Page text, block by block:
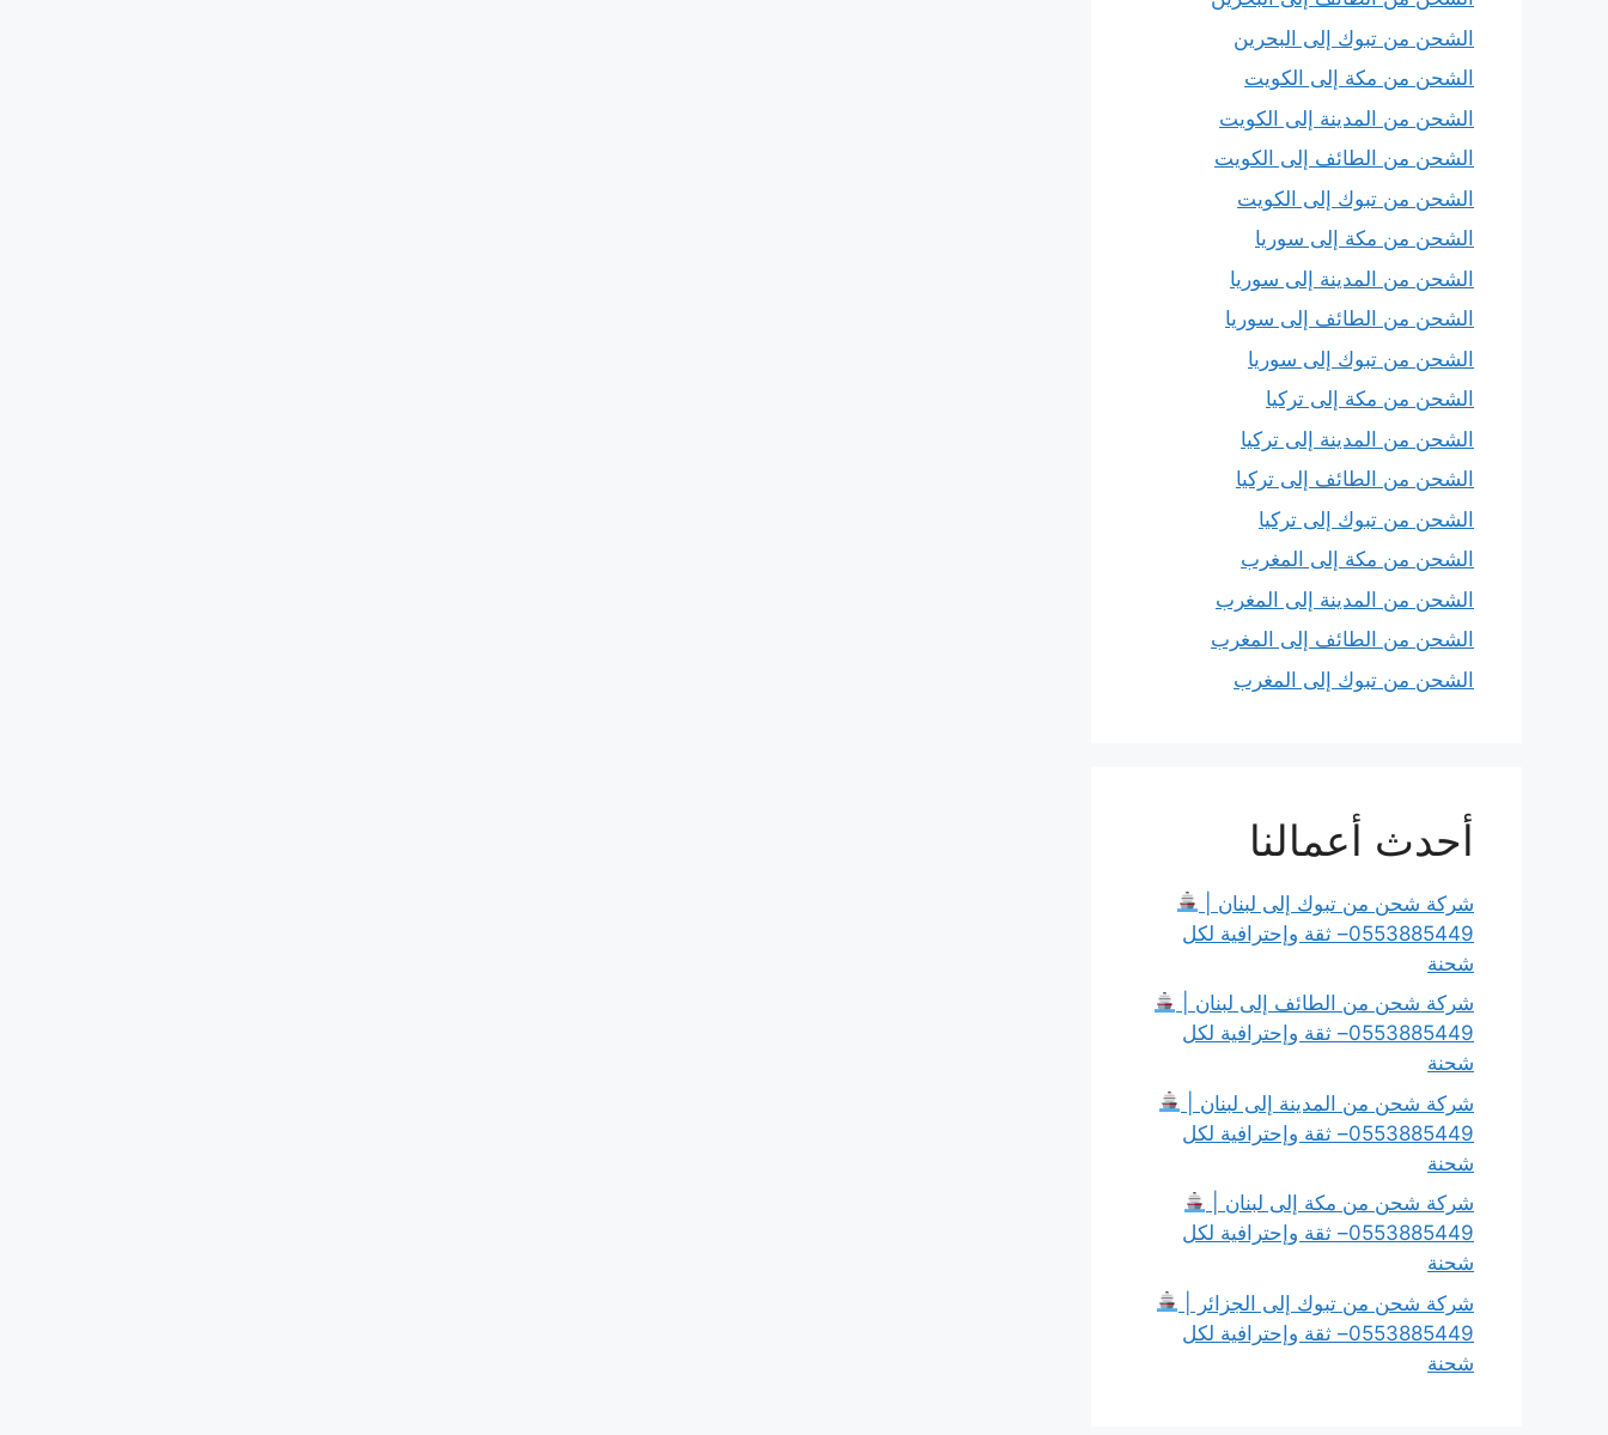
الشحن من تبوك إلى البحرين
الشحن من مكة إلى الكويت
الشحن من المدينة إلى الكويت
الشحن من الطائف إلى الكويت
الشحن من تبوك إلى الكويت
الشحن من مكة إلى سوريا
الشحن من المدينة إلى سوريا
الشحن من الطائف إلى سوريا
الشحن من تبوك إلى سوريا
الشحن من مكة إلى تركيا
الشحن من المدينة إلى تركيا
الشحن من الطائف إلى تركيا
الشحن من تبوك إلى تركيا
الشحن من مكة إلى المغرب
الشحن من المدينة إلى المغرب
الشحن من الطائف إلى المغرب
الشحن من تبوك إلى المغرب
أحدث أعمالنا
شركة شحن من تبوك إلى لبنان |
0553885449– ثقة وإحترافية لكل
شحنة
شركة شحن من الطائف إلى لبنان |
0553885449– ثقة وإحترافية لكل
شحنة
شركة شحن من المدينة إلى لبنان |
0553885449– ثقة وإحترافية لكل
شحنة
شركة شحن من مكة إلى لبنان |
0553885449– ثقة وإحترافية لكل
شحنة
شركة شحن من تبوك إلى الجزائر |
0553885449– ثقة وإحترافية لكل
شحنة